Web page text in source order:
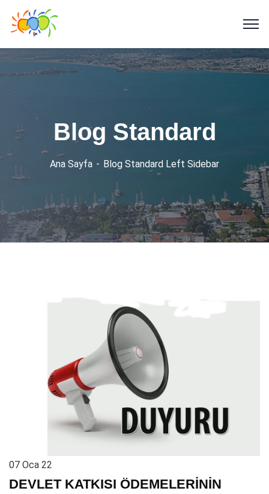
Blog Standard
Ana Sayfa Blog Standard Left Sidebar
07 Oca 22
DEVLET KATKISI ÖDEMELERİNİN